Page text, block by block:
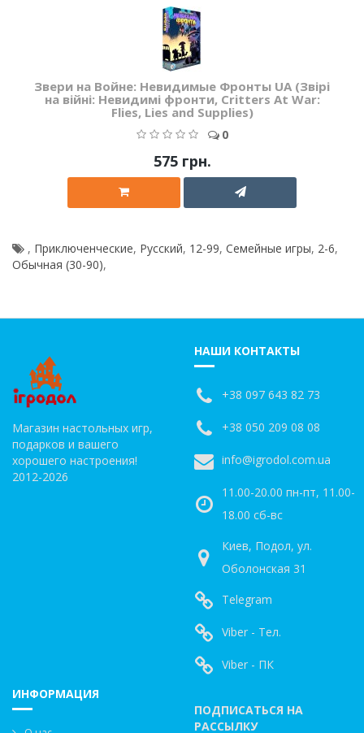
Звери на Войне: Невидимые Фронты UA (Звірі
на війні: Невидимі фронти, Critters At War:
Flies, Lies and Supplies)
0
575 грн.
, Приключенческие, Русский, 12-99, Семейные игры, 2-6,
Обычная (30-90),
Магазин настольных игр,
подарков и вашего
хорошего настроения!
2012-2026
НАШИ КОНТАКТЫ
+38 097 643 82 73
+38 050 209 08 08
info@igrodol.com.ua
11.00-20.00 пн-пт, 11.00-
18.00 сб-вс
Киев, Подол, ул.
Оболонская 31
Telegram
Viber - Тел.
Viber - ПК
ИНФОРМАЦИЯ
ПОДПИСАТЬСЯ НА
РАССЫЛКУ